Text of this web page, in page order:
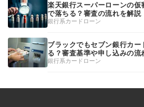
楽天銀行スーパーローンの仮
で落ちる？審査の流れを解説
銀行系カードローン
ブラックでもセブン銀行カー
る？審査基準や申し込みの流
銀行系カードローン